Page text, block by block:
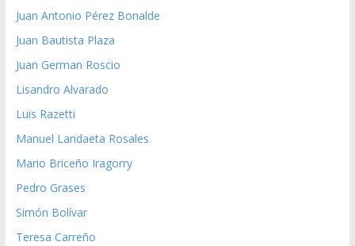
Juan Antonio Pérez Bonalde
Juan Bautista Plaza
Juan German Roscio
Lisandro Alvarado
Luis Razetti
Manuel Landaeta Rosales
Mario Briceño Iragorry
Pedro Grases
Simón Bolívar
Teresa Carreño